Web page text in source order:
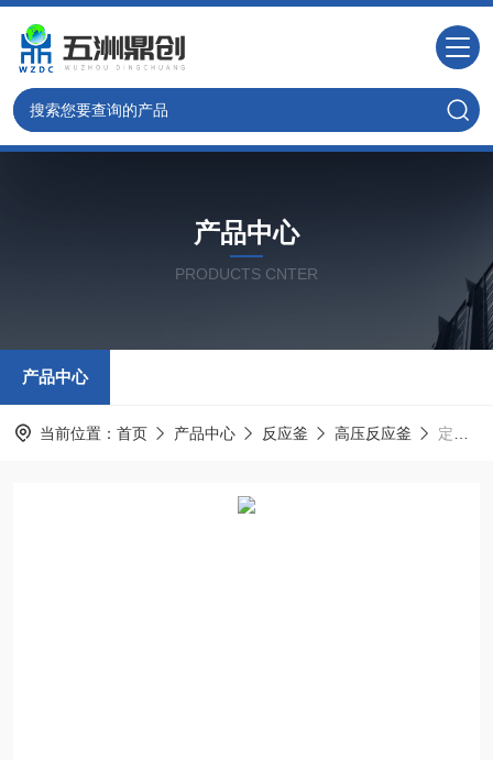
产品中心
PRODUCTS CNTER
产品中心
当前位置： 首页 产品中心 反应釜 高压反应釜 定制WZ200北京实验室不锈钢简易高压反应釜